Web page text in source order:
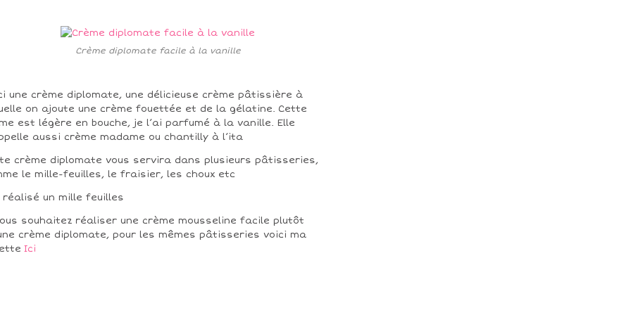
Crème diplomate facile à la vanille
une crème diplomate, une délicieuse crème pâtissière à
on ajoute une crème fouettée et de la gélatine. Cette
est légère en bouche, je l’ai parfumé à la vanille. Elle
aussi crème madame ou chantilly à l’ita
crème diplomate vous servira dans plusieurs pâtisseries,
le mille-feuilles, le fraisier, les choux etc
réalisé un mille feuilles
souhaitez réaliser une crème mousseline facile plutôt
crème diplomate, pour les mêmes pâtisseries voici ma
Ici